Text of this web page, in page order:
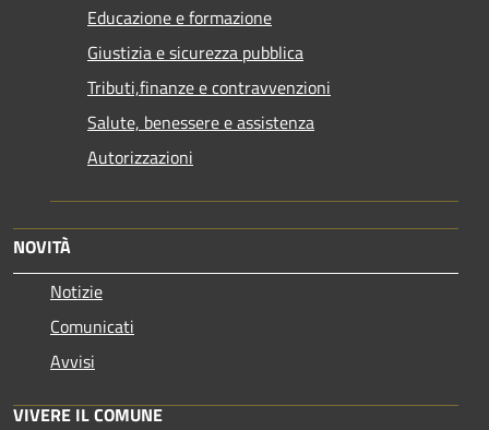
Educazione e formazione
Giustizia e sicurezza pubblica
Tributi,finanze e contravvenzioni
Salute, benessere e assistenza
Autorizzazioni
NOVITÀ
Notizie
Comunicati
Avvisi
VIVERE IL COMUNE